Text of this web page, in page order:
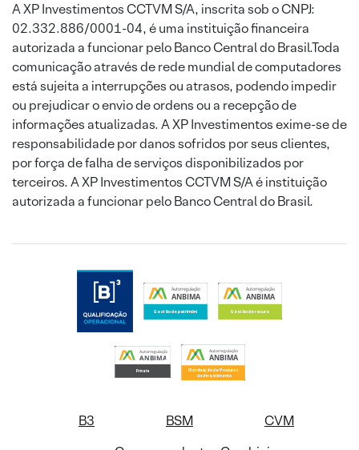
A XP Investimentos CCTVM S/A, inscrita sob o CNPJ:
02.332.886/0001-04, é uma instituição financeira
autorizada a funcionar pelo Banco Central do Brasil.Toda
comunicação através de rede mundial de computadores
está sujeita a interrupções ou atrasos, podendo impedir
ou prejudicar o envio de ordens ou a recepção de
informações atualizadas. A XP Investimentos exime-se de
responsabilidade por danos sofridos por seus clientes,
por força de falha de serviços disponibilizados por
terceiros. A XP Investimentos CCTVM S/A é instituição
autorizada a funcionar pelo Banco Central do Brasil.
B3 BSM
CVM